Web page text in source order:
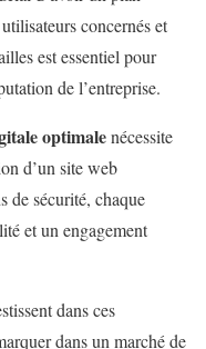
concernés et
est essentiel pour
de l’entreprise.
optimalenécessite
d’un site web
de sécurité, chaque
et un engagement
dans ces
dans un marché de